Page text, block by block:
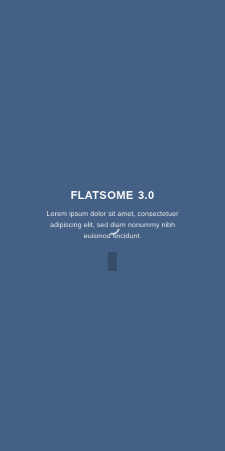
FLATSOME 3.0
Lorem ipsum dolor sit amet, consectetuer
adipiscing elit, sed diam nonummy nibh
euismod tincidunt.